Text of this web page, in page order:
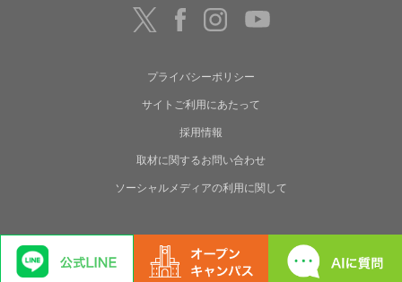
プライバシーポリシー
サイトご利用にあたって
採用情報
取材に関するお問い合わせ
ソーシャルメディアの利用に関して
Copyright(C) Reitaku University. All rights reserved.